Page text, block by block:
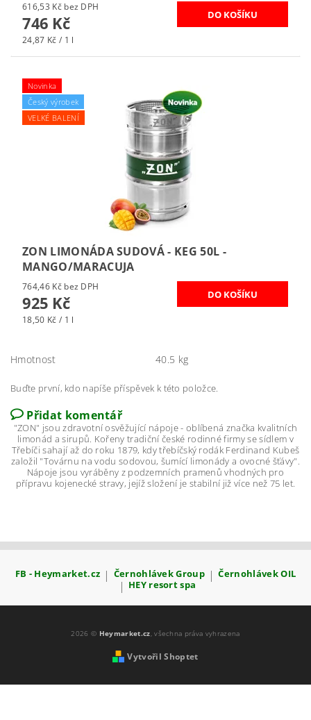
616,53 Kč bez DPH
746 Kč
24,87 Kč / 1 l
Novinka
Český výrobek
VELKÉ BALENÍ
ZON LIMONÁDA SUDOVÁ - KEG 50L -
MANGO/MARACUJA
764,46 Kč bez DPH
925 Kč
18,50 Kč / 1 l
Hmotnost 40.5 kg
Buďte první, kdo napíše příspěvek k této položce.
Přidat komentář
"ZON" jsou zdravotní osvěžující nápoje - oblíbená značka kvalitních
limonád a sirupů. Kořeny tradiční české rodinné firmy se sídlem v
Třebíči sahají až do roku 1879, kdy třebíčský rodák Ferdinand Kubeš
založil "Továrnu na vodu sodovou, šumící limonády a ovocné šťávy".
Nápoje jsou vyráběny z podzemních pramenů vhodných pro
přípravu kojenecké stravy, jejíž složení je stabilní již více než 75 let.
FB - Heymarket.cz | Černohlávek Group | Černohlávek OIL
| HEY resort spa
2026 © Heymarket.cz, všechna práva vyhrazena
Vytvořil Shoptet